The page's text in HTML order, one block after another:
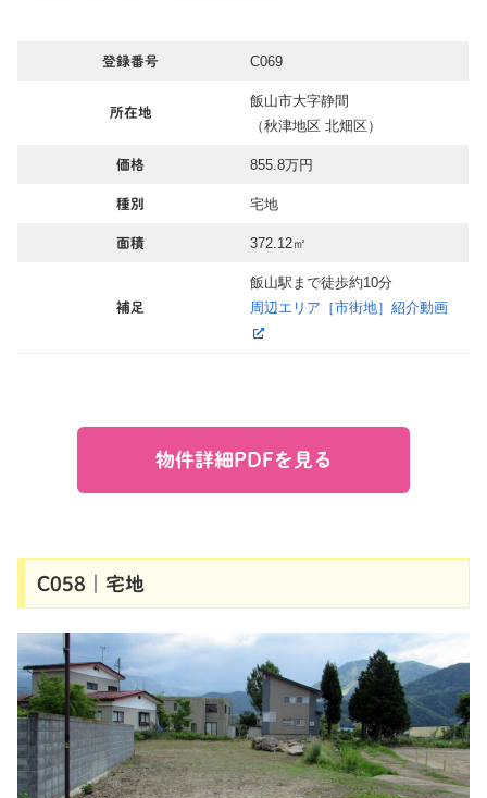
登録番号 C069
所在地
飯山市大字静間
（秋津地区 北畑区）
価格 855.8万円
種別 宅地
面積 372.12㎡
補足
飯山駅まで徒歩約10分
周辺エリア［市街地］紹介動画
物件詳細PDFを見る
C058｜宅地